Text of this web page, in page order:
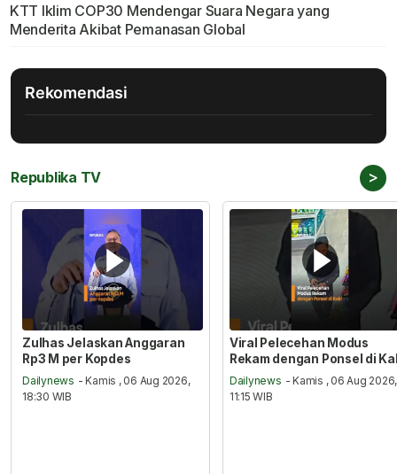
KTT Iklim COP30 Mendengar Suara Negara yang
Menderita Akibat Pemanasan Global
Rekomendasi
Republika TV >
Zulhas Jelaskan Anggaran
Rp3 M per Kopdes
Dailynews - Kamis , 06 Aug 2026,
18:30 WIB
Viral Pelecehan Modus
Rekam dengan Ponsel di
Dailynews - Kamis , 06 Aug 2026,
11:15 WIB